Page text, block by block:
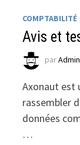
COMPTABILITÉ
Avis et
parAdmin
Axonaut est
rassembler
données
…